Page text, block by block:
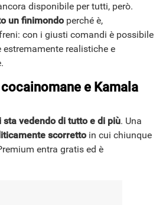
disponibile per tutti, però.
un finimondoperché è,
con i giusti comandi è possibile
realistiche e
cocainomane e Kamala
sta vedendo di tutto e di più. Una
scorrettoin cui chiunque
entra gratis ed è